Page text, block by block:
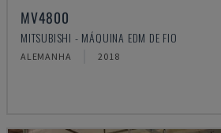
MV4800
MITSUBISHI - MÁQUINA EDM DE FIO
ALEMANHA 2018